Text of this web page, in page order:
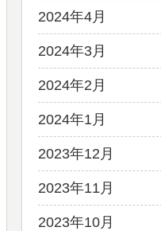
2024年4月
2024年3月
2024年2月
2024年1月
2023年12月
2023年11月
2023年10月